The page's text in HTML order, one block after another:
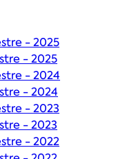
- 2025
- 2025
- 2024
- 2024
- 2023
- 2023
- 2022